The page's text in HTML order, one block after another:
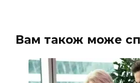
Вам також може